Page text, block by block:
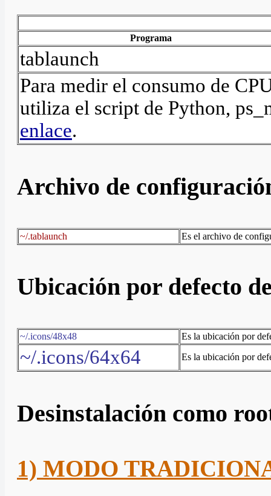
Programa
tablaunch
Para medir el consumo de
utiliza el script de Python,
enlace.
Archivo de
~/.tablaunch Es el archivo de
Ubicación por defecto
~/.icons/48x48 Es la ubicación por
~/.icons/64x64 Es la ubicación por
Desinstalación como
1) MODO